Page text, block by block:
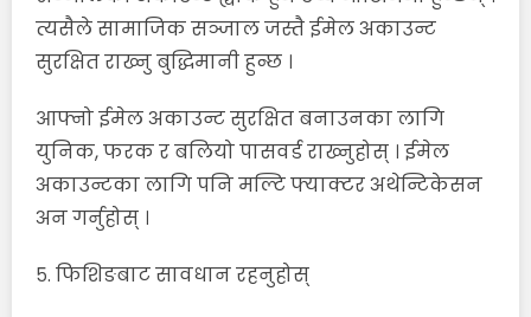
त्यसैले सामाजिक सञ्जाल जस्तै ईमेल अकाउन्ट
सुरक्षित राख्नु बुद्धिमानी हुन्छ ।
आफ्नो ईमेल अकाउन्ट सुरक्षित बनाउनका लागि
युनिक, फरक र बलियो पासवर्ड राख्नुहोस् । ईमेल
अकाउन्टका लागि पनि मल्टि फ्याक्टर अथेन्टिकेसन
अन गर्नुहोस् ।
५. फिशिङबाट सावधान रहनुहोस्